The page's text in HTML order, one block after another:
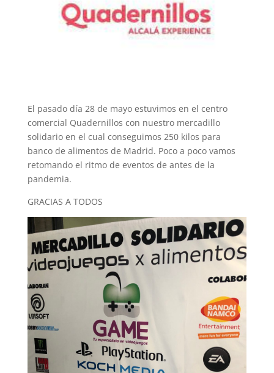
El pasado día 28 de mayo estuvimos en el centro
comercial Quadernillos con nuestro mercadillo
solidario en el cual conseguimos 250 kilos para
banco de alimentos de Madrid. Poco a poco vamos
retomando el ritmo de eventos de antes de la
pandemia.
GRACIAS A TODOS